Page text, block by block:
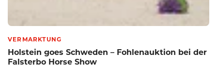
VERMARKTUNG
Holstein goes Schweden – Fohlenauktion bei der
Falsterbo Horse Show